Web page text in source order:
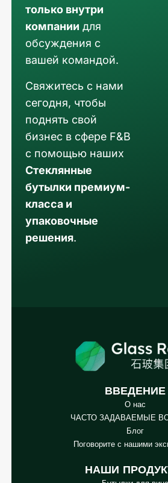
только внутри
компании для
обсуждения с
вашей командой.
Свяжитесь с нами
сегодня, чтобы
поднять свой
бизнес в сфере F&B
с помощью наших
Стеклянные
бутылки премиум-
класса и
упаковочные
решения.
ВВЕДЕНИЕ
О нас
ЧАСТО ЗАДАВАЕМЫЕ
Блог
Поговорите с нашими
НАШИ